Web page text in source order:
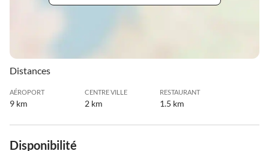
Distances
AÉROPORT
9 km
CENTRE VILLE
2 km
RESTAURANT
1.5 km
Disponibilité